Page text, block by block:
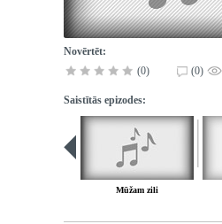
Novērtēt:
(0)
(0)
Saistītās epizodes:
Mūžam zili